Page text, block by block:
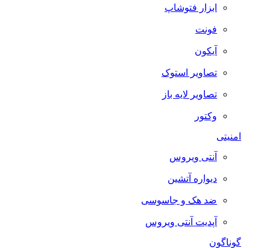
ابزار فتوشاپ
فونت
آیکون
تصاویر استوک
تصاویر لایه باز
وکتور
امنیتی
آنتی ویروس
دیواره آتشین
ضد هک و جاسوسی
آپدیت آنتی ویروس
گوناگون